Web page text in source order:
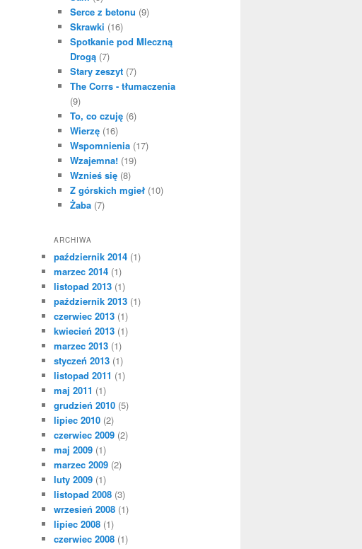
Serce z betonu (9)
Skrawki (16)
Spotkanie pod Mleczną
Drogą(7)
Stary zeszyt(7)
The Corrs - tłumaczenia
(9)
To, co czuję(6)
Wierzę(16)
Wspomnienia(17)
Wzajemna!(19)
Wznieś się(8)
Z górskich mgieł(10)
Żaba(7)
ARCHIWA
październik 2014 (1)
marzec 2014 (1)
listopad 2013 (1)
październik 2013 (1)
czerwiec 2013 (1)
kwiecień 2013 (1)
marzec 2013 (1)
styczeń 2013 (1)
listopad 2011 (1)
maj 2011 (1)
grudzień 2010 (5)
lipiec 2010 (2)
czerwiec 2009 (2)
maj 2009 (1)
marzec 2009 (2)
luty 2009 (1)
listopad 2008 (3)
wrzesień 2008 (1)
lipiec 2008 (1)
czerwiec 2008 (1)